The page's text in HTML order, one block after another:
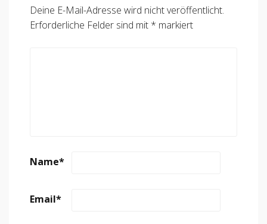
Deine E-Mail-Adresse wird nicht veröffentlicht.
Erforderliche Felder sind mit * markiert
Name*
Email*